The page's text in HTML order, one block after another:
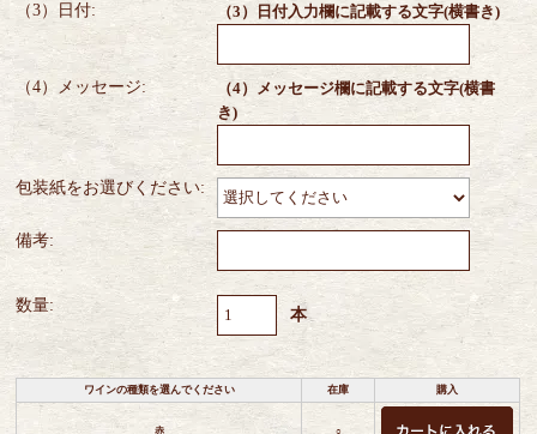
（3）日付: （3）日付入力欄に記載する文字(横書き)
（4）メッセージ:
（4）メッセージ欄に記載する文字(横書
き)
包装紙をお選びください:
備考:
数量:
本
ワインの種類を選んでください 在庫 購入
赤 ○